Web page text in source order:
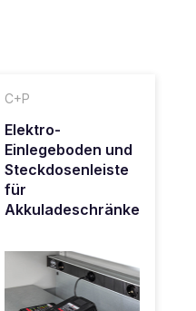
C+P
Elektro-
Einlegeboden und
Steckdosenleiste
für
Akkuladeschränke